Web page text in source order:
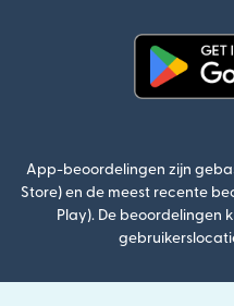
App-beoordelingen zijn
Store) en de meest recente
Play). De beoordelingen